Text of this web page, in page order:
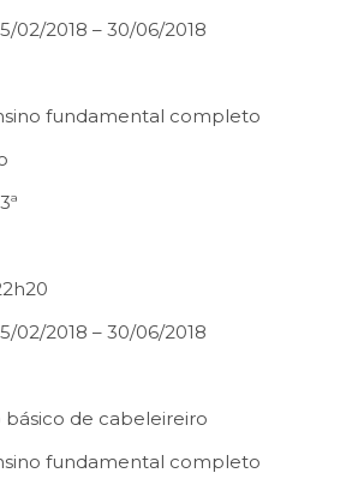
02/2018 – 30/06/2018
fundamental completo
02/2018 – 30/06/2018
básico de cabeleireiro
fundamental completo